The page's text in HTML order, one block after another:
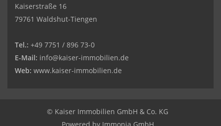
Kaiserstraße 16
79761 Waldshut-Tiengen
Tel.: +49 7751 / 896 73-0
E-Mail: info@kaiser-immobilien.de
Web: www.kaiser-immobilien.de
© Kaiser Immobilien GmbH & Co. KG